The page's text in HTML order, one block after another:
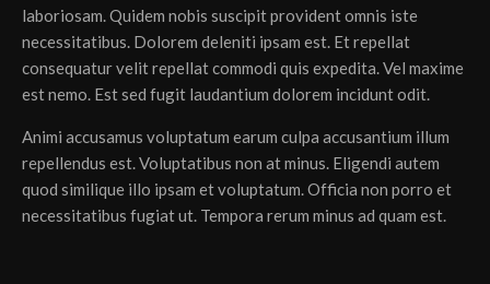
laboriosam. Quidem nobis suscipit provident omnis iste
necessitatibus. Dolorem deleniti ipsam est. Et repellat
consequatur velit repellat commodi quis expedita. Vel maxime
est nemo. Est sed fugit laudantium dolorem incidunt odit.
Animi accusamus voluptatum earum culpa accusantium illum
repellendus est. Voluptatibus non at minus. Eligendi autem
quod similique illo ipsam et voluptatum. Officia non porro et
necessitatibus fugiat ut. Tempora rerum minus ad quam est.